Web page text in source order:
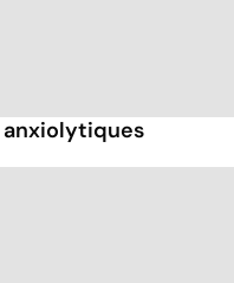
anxiolytiques